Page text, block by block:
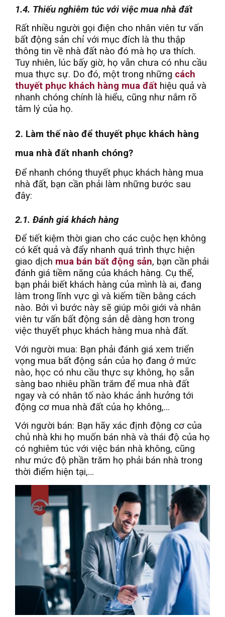
1.4. Thiếu nghiêm túc với việc mua nhà đất
Rất nhiều người gọi điện cho nhân viên tư vấn
bất động sản chỉ với mục đích là thu thập
thông tin về nhà đất nào đó mà họ ưa thích.
Tuy nhiên, lúc bấy giờ, họ vẫn chưa có nhu cầu
mua thực sự. Do đó, một trong những cách
thuyết phục khách hàng mua đất hiệu quả và
nhanh chóng chính là hiểu, cũng như nắm rõ
tâm lý của họ.
2. Làm thế nào để thuyết phục khách hàng
mua nhà đất nhanh chóng?
Để nhanh chóng thuyết phục khách hàng mua
nhà đất, bạn cần phải làm những bước sau
đây:
2.1. Đánh giá khách hàng
Để tiết kiệm thời gian cho các cuộc hẹn không
có kết quả và đẩy nhanh quá trình thực hiện
giao dịch mua bán bất động sản, bạn cần phải
đánh giá tiềm năng của khách hàng. Cụ thể,
bạn phải biết khách hàng của mình là ai, đang
làm trong lĩnh vực gì và kiếm tiền bằng cách
nào. Bởi vì bước này sẽ giúp môi giới và nhân
viên tư vấn bất động sản dễ dàng hơn trong
việc thuyết phục khách hàng mua nhà đất.
Với người mua: Bạn phải đánh giá xem triển
vọng mua bất động sản của họ đang ở mức
nào, học có nhu cầu thực sự không, họ sẵn
sàng bao nhiêu phần trăm để mua nhà đất
ngay và có nhân tố nào khác ảnh hưởng tới
động cơ mua nhà đất của họ không,…
Với người bán: Bạn hãy xác định động cơ của
chủ nhà khi họ muốn bán nhà và thái độ của họ
có nghiêm túc với việc bán nhà không, cũng
như mức độ phần trăm họ phải bán nhà trong
thời điểm hiện tại,…